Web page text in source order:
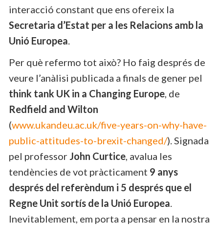
interacció constant que ens ofereix la
Secretaria d’Estat per a les Relacions amb la
Unió Europea.
Per què refermo tot això? Ho faig després de
veure l’anàlisi publicada a finals de gener pel
think tank UK in a Changing Europe, de
Redfield and Wilton
(www.ukandeu.ac.uk/five-years-on-why-have-
public-attitudes-to-brexit-changed/). Signada
pel professor John Curtice, avalua les
tendències de vot pràcticament 9 anys
després del referèndum i 5 després que el
Regne Unit sortís de la Unió Europea.
Inevitablement, em porta a pensar en la nostra